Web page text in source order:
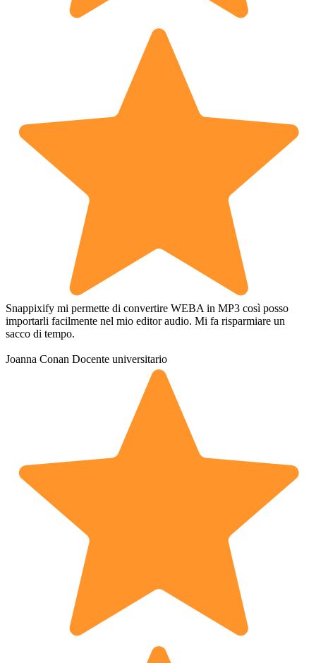
Snappixify mi permette di convertire WEBA in MP3 così posso
importarli facilmente nel mio editor audio. Mi fa risparmiare un
sacco di tempo.
Joanna Conan Docente universitario